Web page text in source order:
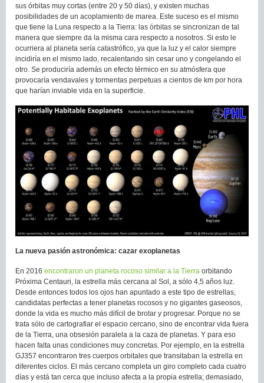
sus órbitas muy cortas (entre 20 y 50 días), y existen muchas
posibilidades de un acoplamiento de marea. Este suceso es el mismo
que tiene la Luna respecto a la Tierra: las órbitas se sincronizan de tal
manera que siempre da la misma cara respecto a nosotros. Si esto le
ocurriera al planeta sería catastrófico, ya que la luz y el calor siempre
incidiría en el mismo lado, recalentando sin cesar uno y congelando el
otro. Se produciría además un efecto térmico en su atmósfera que
provocaría vendavales y tormentas perpetuas a cientos de km por hora
que harían inviable vida en la superficie.
La nueva pasión astronómica: cazar exoplanetas
En 2016 encontraron un planeta rocoso similar a la Tierra orbitando
Próxima Centauri, la estrella más cercana al Sol, a sólo 4,5 años luz.
Desde entonces todos los ojos han apuntado a este tipo de estrellas,
candidatas perfectas a tener planetas rocosos y no gigantes gaseosos,
donde la vida es mucho más difícil de brotar y progresar. Porque no se
trata sólo de cartografiar el espacio cercano, sino de encontrar vida fuera
de la Tierra, una obsesión paralela a la caza de planetas. Y para eso
hacen falta unas condiciones muy concretas. Por ejemplo, en la estrella
GJ357 encontraron tres cuerpos orbitales que transitaban la estrella en
diferentes ciclos. El más cercano completa un giro completo cada cuatro
días y está tan cerca que incluso afecta a la propia estrella; demasiado,